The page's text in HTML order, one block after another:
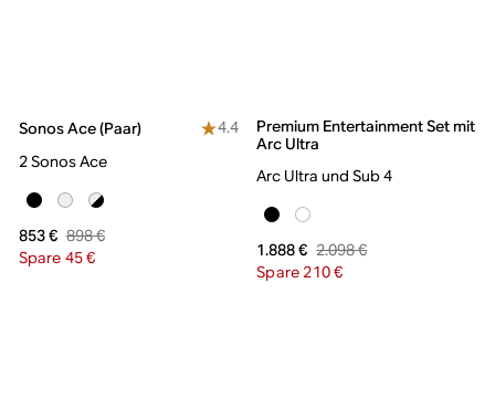
Sonos Ace (Paar)
4.4
2 Sonos Ace
853 € 898 €
Spare 45 €
Premium Entertainment Set mit
Arc Ultra
Arc Ultra und Sub 4
1.888 € 2.098 €
Spare 210 €